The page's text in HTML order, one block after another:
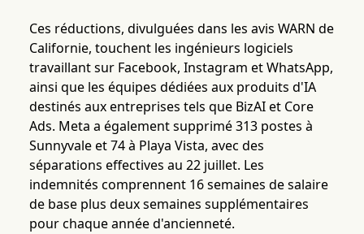
Ces réductions, divulguées dans les avis WARN de
Californie, touchent les ingénieurs logiciels
travaillant sur Facebook, Instagram et WhatsApp,
ainsi que les équipes dédiées aux produits d'IA
destinés aux entreprises tels que BizAI et Core
Ads. Meta a également supprimé 313 postes à
Sunnyvale et 74 à Playa Vista, avec des
séparations effectives au 22 juillet. Les
indemnités comprennent 16 semaines de salaire
de base plus deux semaines supplémentaires
pour chaque année d'ancienneté.